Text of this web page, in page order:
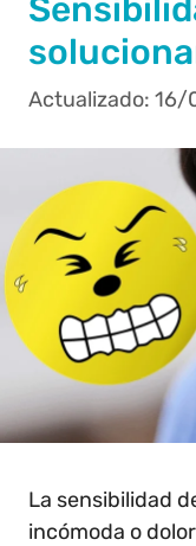
16/
La sensibilidad
incómoda o